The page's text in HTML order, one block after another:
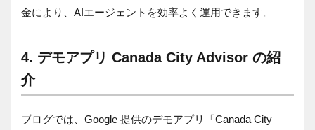
金により、AIエージェントを効率よく運用できます。
4. デモアプリ Canada City Advisor の紹
介
ブログでは、Google 提供のデモアプリ「Canada City